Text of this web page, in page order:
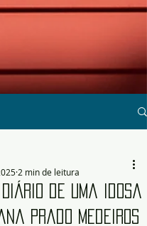
de uma Idosa
Prado Medeiros
2 min de leitura